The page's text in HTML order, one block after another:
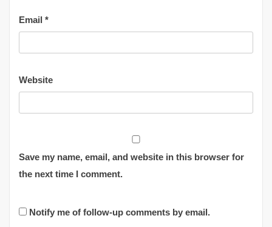
Email *
Website
Save my name, email, and website in this browser for
the next time I comment.
Notify me of follow-up comments by email.